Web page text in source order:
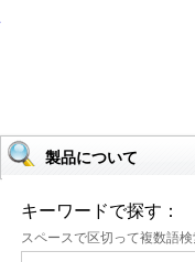
製品について
キーワードで探す：
スペースで区切って複数語